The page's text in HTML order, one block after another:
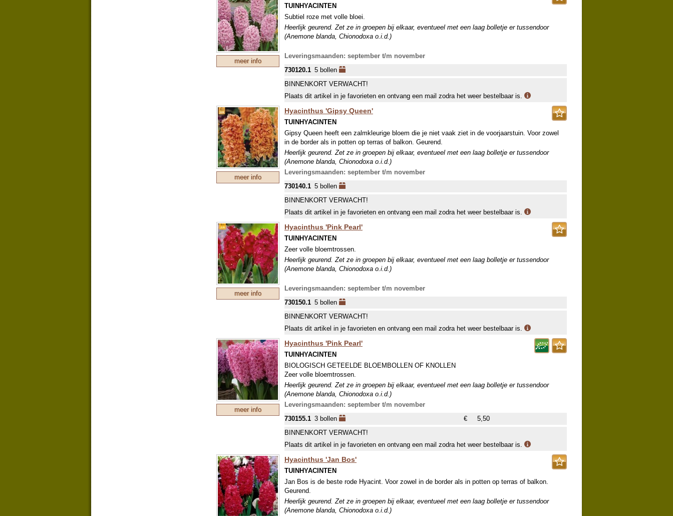
meer info
TUINHYACINTEN
Subtiel roze met volle bloei.
Heerlijk geurend. Zet ze in groepen bij elkaar, eventueel met een laag bolletje er tussendoor
(Anemone blanda, Chionodoxa o.i.d.)
Leveringsmaanden: september t/m november
730120.1 5 bollen
BINNENKORT VERWACHT!
Plaats dit artikel in je favorieten en ontvang een mail zodra het weer bestelbaar is.
meer info
Hyacinthus 'Gipsy Queen'
TUINHYACINTEN
Gipsy Queen heeft een zalmkleurige bloem die je niet vaak ziet in de voorjaarstuin. Voor zowel
in de border als in potten op terras of balkon. Geurend.
Heerlijk geurend. Zet ze in groepen bij elkaar, eventueel met een laag bolletje er tussendoor
(Anemone blanda, Chionodoxa o.i.d.)
Leveringsmaanden: september t/m november
730140.1 5 bollen
BINNENKORT VERWACHT!
Plaats dit artikel in je favorieten en ontvang een mail zodra het weer bestelbaar is.
meer info
Hyacinthus 'Pink Pearl'
TUINHYACINTEN
Zeer volle bloemtrossen.
Heerlijk geurend. Zet ze in groepen bij elkaar, eventueel met een laag bolletje er tussendoor
(Anemone blanda, Chionodoxa o.i.d.)
Leveringsmaanden: september t/m november
730150.1 5 bollen
BINNENKORT VERWACHT!
Plaats dit artikel in je favorieten en ontvang een mail zodra het weer bestelbaar is.
meer info
Hyacinthus 'Pink Pearl'
TUINHYACINTEN
BIOLOGISCH GETEELDE BLOEMBOLLEN OF KNOLLEN
Zeer volle bloemtrossen.
Heerlijk geurend. Zet ze in groepen bij elkaar, eventueel met een laag bolletje er tussendoor
(Anemone blanda, Chionodoxa o.i.d.)
Leveringsmaanden: september t/m november
730155.1 3 bollen €
5,50
BINNENKORT VERWACHT!
Plaats dit artikel in je favorieten en ontvang een mail zodra het weer bestelbaar is.
Hyacinthus 'Jan Bos'
TUINHYACINTEN
Jan Bos is de beste rode Hyacint. Voor zowel in de border als in potten op terras of balkon.
Geurend.
Heerlijk geurend. Zet ze in groepen bij elkaar, eventueel met een laag bolletje er tussendoor
(Anemone blanda, Chionodoxa o.i.d.)